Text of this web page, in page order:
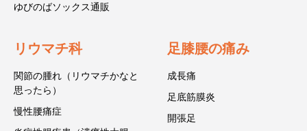
ゆびのばソックス通販
リウマチ科
関節の腫れ（リウマチかなと
思ったら）
慢性腰痛症
足膝腰の痛み
成長痛
足底筋膜炎
開張足